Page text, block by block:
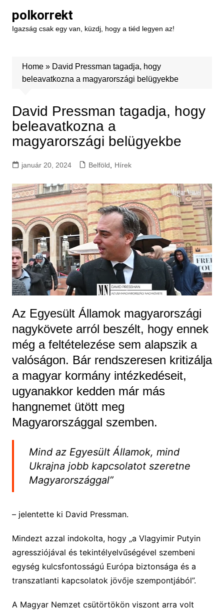
content
polkorrekt
Igazság csak egy van, küzdj, hogy a tiéd legyen az!
Home» David Pressman tagadja, hogy
beleavatkozna a magyarországi belügyekbe
David Pressman tagadja, hogy
beleavatkozna a
magyarországi belügyekbe
január 20, 2024 Belföld Hírek
Az Egyesült Államok magyarországi
nagykövete arról beszélt, hogy ennek
még a feltételezése sem alapszik a
valóságon. Bár rendszeresen kritizálja
a magyar kormány intézkedéseit,
ugyanakkor kedden már más
hangnemet ütött meg
Magyarországgal szemben.
Mind az Egyesült Államok, mind
Ukrajna jobb kapcsolatot szeretne
Magyarországgal”
– jelentette ki David Pressman.
Mindezt azzal indokolta, hogy „a Vlagyimir Putyin
agressziójával és tekintélyelvűségével szembeni
egység kulcsfontosságú Európa biztonsága és a
transzatlanti kapcsolatok jövője szempontjából”.
A Magyar Nemzet csütörtökön viszont arra volt